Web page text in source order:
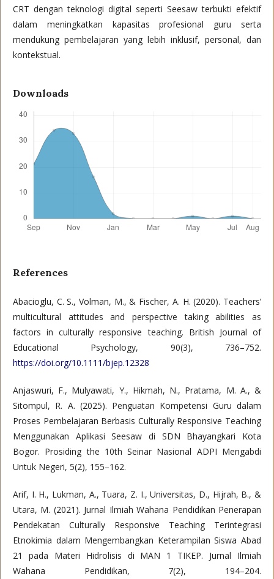
CRT dengan teknologi digital seperti Seesaw terbukti efektif
dalam meningkatkan kapasitas profesional guru serta
mendukung pembelajaran yang lebih inklusif, personal, dan
kontekstual.
Downloads
References
Abacioglu, C. S., Volman, M., & Fischer, A. H. (2020). Teachers’
multicultural attitudes and perspective taking abilities as
factors in culturally responsive teaching. British Journal of
Educational Psychology, 90(3), 736–752.
https://doi.org/10.1111/bjep.12328
Anjaswuri, F., Mulyawati, Y., Hikmah, N., Pratama, M. A., &
Sitompul, R. A. (2025). Penguatan Kompetensi Guru dalam
Proses Pembelajaran Berbasis Culturally Responsive Teaching
Menggunakan Aplikasi Seesaw di SDN Bhayangkari Kota
Bogor. Prosiding the 10th Seinar Nasional ADPI Mengabdi
Untuk Negeri, 5(2), 155–162.
Arif, I. H., Lukman, A., Tuara, Z. I., Universitas, D., Hijrah, B., &
Utara, M. (2021). Jurnal Ilmiah Wahana Pendidikan Penerapan
Pendekatan Culturally Responsive Teaching Terintegrasi
Etnokimia dalam Mengembangkan Keterampilan Siswa Abad
21 pada Materi Hidrolisis di MAN 1 TIKEP. Jurnal Ilmiah
Wahana Pendidikan, 7(2), 194–204.